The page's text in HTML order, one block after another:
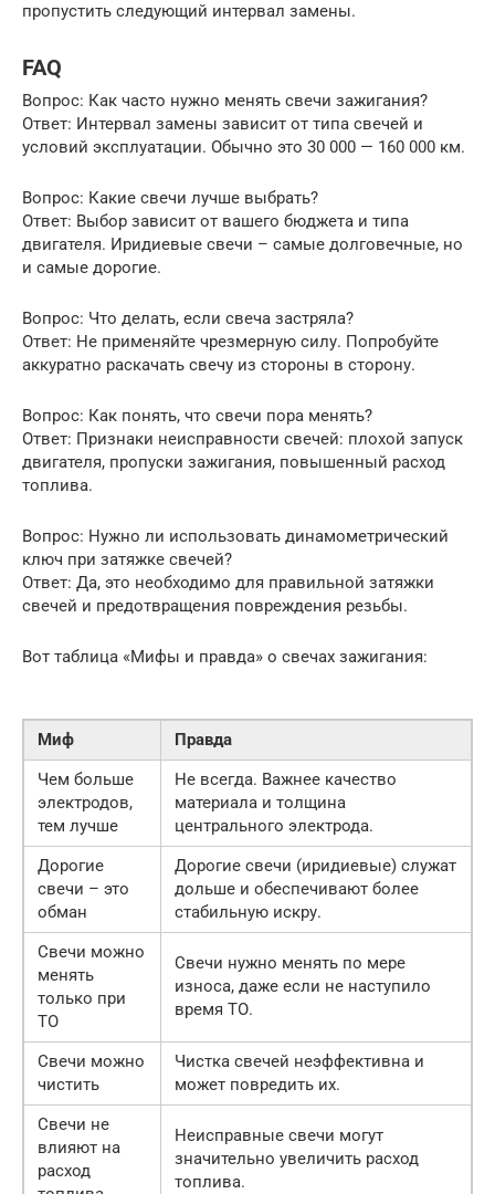
пропустить следующий интервал замены.
FAQ
Вопрос: Как часто нужно менять свечи зажигания?
Ответ: Интервал замены зависит от типа свечей и
условий эксплуатации. Обычно это 30 000 — 160 000 км.
Вопрос: Какие свечи лучше выбрать?
Ответ: Выбор зависит от вашего бюджета и типа
двигателя. Иридиевые свечи – самые долговечные, но
и самые дорогие.
Вопрос: Что делать, если свеча застряла?
Ответ: Не применяйте чрезмерную силу. Попробуйте
аккуратно раскачать свечу из стороны в сторону.
Вопрос: Как понять, что свечи пора менять?
Ответ: Признаки неисправности свечей: плохой запуск
двигателя, пропуски зажигания, повышенный расход
топлива.
Вопрос: Нужно ли использовать динамометрический
ключ при затяжке свечей?
Ответ: Да, это необходимо для правильной затяжки
свечей и предотвращения повреждения резьбы.
Вот таблица «Мифы и правда» о свечах зажигания:
Миф
Правда
Чем больше
электродов,
тем лучше
Не всегда. Важнее качество
материала и толщина
центрального электрода.
Дорогие
свечи – это
обман
Дорогие свечи (иридиевые) служат
дольше и обеспечивают более
стабильную искру.
Свечи можно
менять
только при
ТО
Свечи нужно менять по мере
износа, даже если не наступило
время ТО.
Свечи можно
чистить
Чистка свечей неэффективна и
может повредить их.
Свечи не
влияют на
расход
Неисправные свечи могут
значительно увеличить расход
топлива.